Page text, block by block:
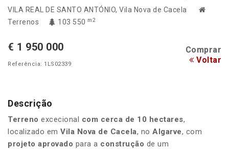
VILA REAL DE SANTO ANTÓNIO, Vila Nova de Cacela
Terrenos
103 550 m2
€ 1 950 000 Comprar
Referência: 1LS02339 Voltar
Descrição
Terreno excecional com cerca de 10 hectares,
localizado em Vila Nova de Cacela, no Algarve, com
projeto aprovado para a construção de um